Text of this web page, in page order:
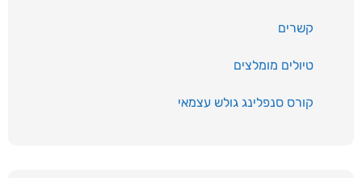
קשרים
טיולים מומלצים
קורס סנפלינג גולש עצמאי